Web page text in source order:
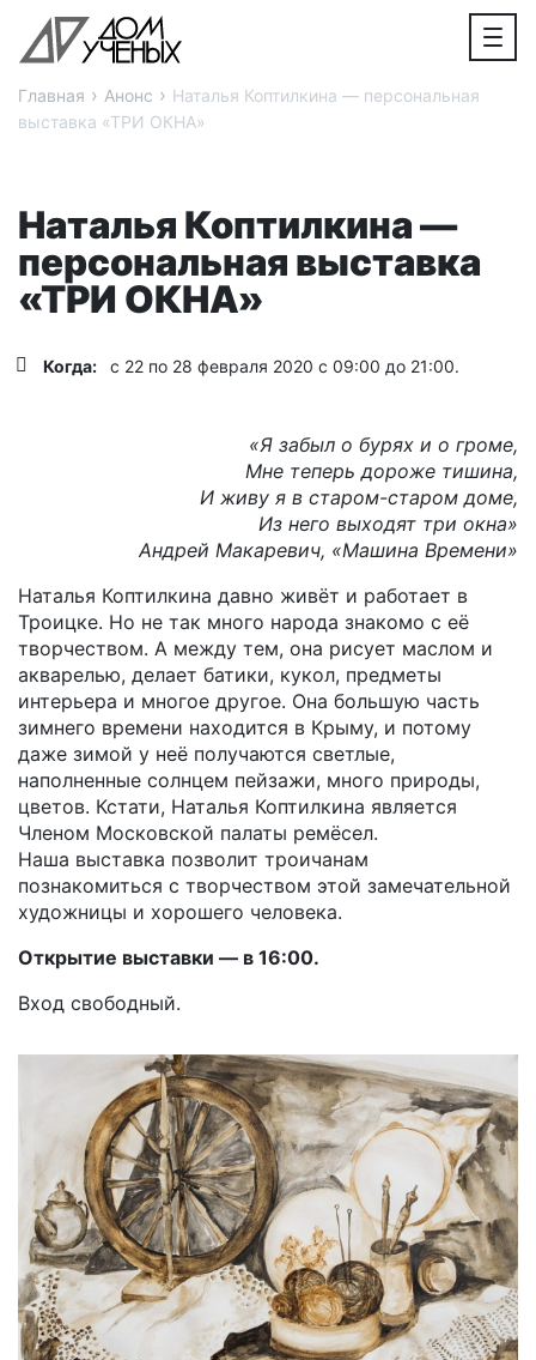
Главная › Анонс › Наталья Коптилкина — персональная
выставка «ТРИ ОКНА»
Наталья Коптилкина —
персональная выставка
«ТРИ ОКНА»
Когда: с 22 по 28 февраля 2020 с 09:00 до 21:00.
«Я забыл о бурях и о громе,
Мне теперь дороже тишина,
И живу я в старом-старом доме,
Из него выходят три окна»
Андрей Макаревич, «Машина Времени»
Наталья Коптилкина давно живёт и работает в
Троицке. Но не так много народа знакомо с её
творчеством. А между тем, она рисует маслом и
акварелью, делает батики, кукол, предметы
интерьера и многое другое. Она большую часть
зимнего времени находится в Крыму, и потому
даже зимой у неё получаются светлые,
наполненные солнцем пейзажи, много природы,
цветов. Кстати, Наталья Коптилкина является
Членом Московской палаты ремёсел.
Наша выставка позволит троичанам
познакомиться с творчеством этой замечательной
художницы и хорошего человека.
Открытие выставки — в 16:00.
Вход свободный.